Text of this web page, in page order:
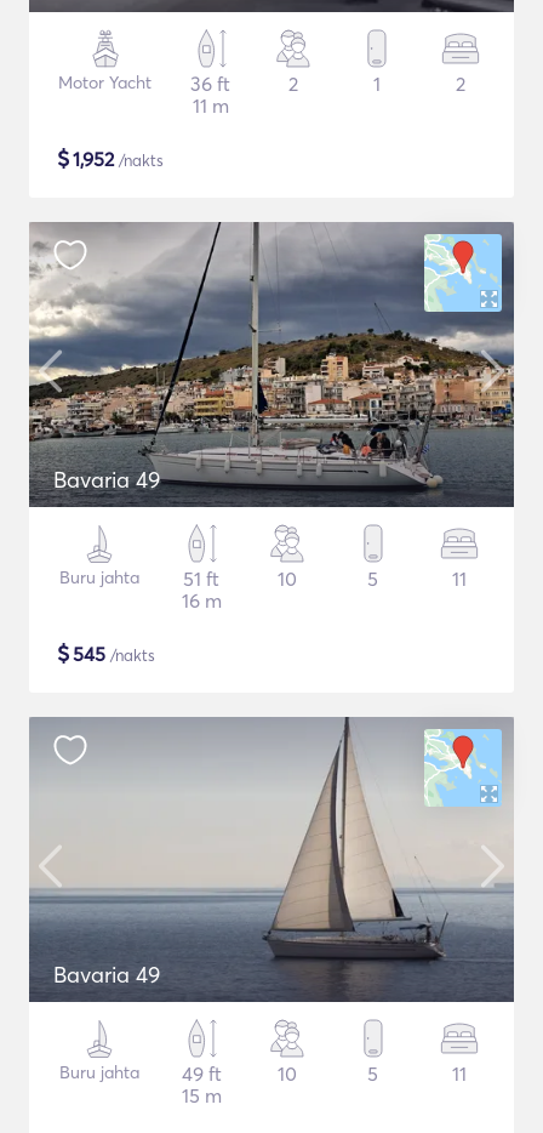
Motor Yacht
36 ft
11 m
2 1 2
$1,952/nakts
Bavaria 49
Buru jahta
51 ft
16 m
10 5 11
$545 /nakts
Bavaria 49
Buru jahta
49 ft
15 m
10 5 11